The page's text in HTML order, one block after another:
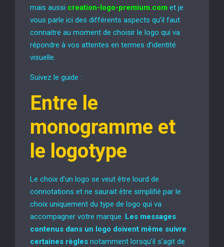
mais aussi creation-logo-premium.com et je
vous parle ici des différents aspects qu’il faut
connaitre au moment de choisir le logo qui va
répondre à vos attentes en termes d’identité
visuelle.
Suivez le guide :
Entre le
monogramme et
le logotype
Le choix d’un logo se veut être lourd de
connotations et ne saurait être simplifié par le
choix uniquement du type de logo qui va
accompagner votre marque. Les messages
contenus dans un logo doivent même suivre
certaines règles notamment lorsqu’il s’agit de